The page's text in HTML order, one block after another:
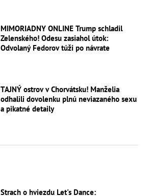
MIMORIADNY ONLINE Trump schladil
Zelenského! Odesu zasiahol útok:
Odvolaný Fedorov túži po návrate
TAJNÝ ostrov v Chorvátsku! Manželia
odhalili dovolenku plnú neviazaného sexu
a pikatné detaily
Strach o hviezdu Let's Dance: